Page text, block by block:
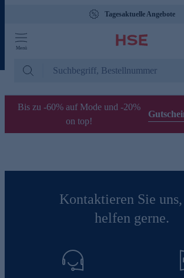
Tagesaktuelle Angebote
Menü
Bis zu -60% auf Mode und -20%
on top!
Kontaktieren Sie
helfen gerne.